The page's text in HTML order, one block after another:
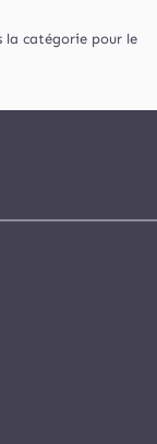
la catégorie pour le